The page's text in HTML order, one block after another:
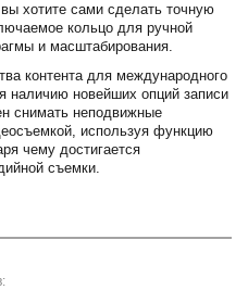
хотите сами сделать точную
кольцо для ручной
и масштабирования.
контента для международного
наличию новейших опций записи
снимать неподвижные
используя функцию
чему достигается
съемки.